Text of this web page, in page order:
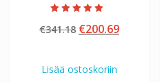
tuotteesta:
5.00
€341.18 Alkuperäinen
€341.18.
€200.69Nykyinen
Lisää ostoskoriin